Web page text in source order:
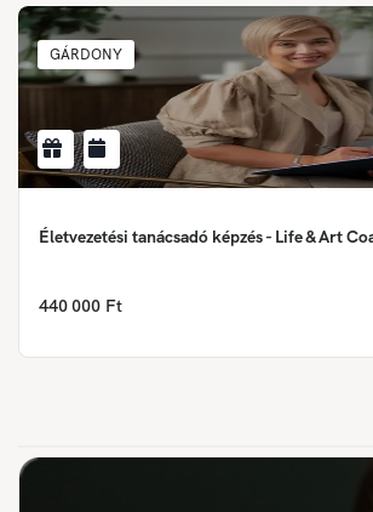
GÁRDONY
Életvezetési tanácsadó képzés - Life & Art
440 000 Ft